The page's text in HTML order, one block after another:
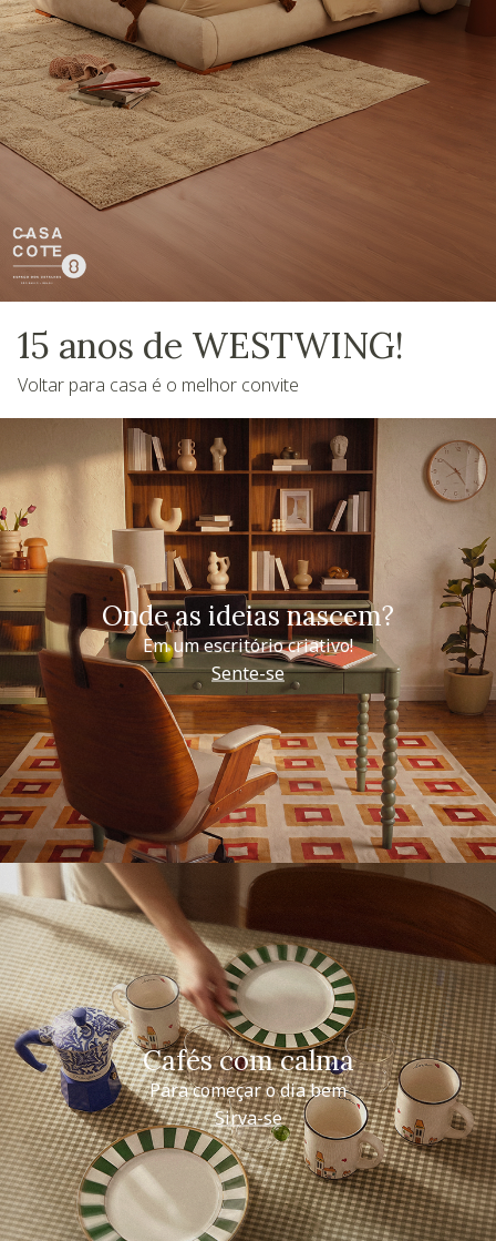
15 anos de WESTWING!
Voltar para casa é o melhor convite
Onde as ideias nascem?
Em um escritório criativo!
Sente-se
Cafés com calma
Para começar o dia bem
Sirva-se